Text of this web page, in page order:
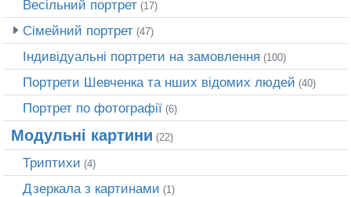
Весільний портрет (17)
Сімейний портрет (47)
Індивідуальні портрети на замовлення (100)
Портрети Шевченка та нших відомих людей (40)
Портрет по фотографії (6)
Модульні картини (22)
Триптихи (4)
Дзеркала з картинами (1)